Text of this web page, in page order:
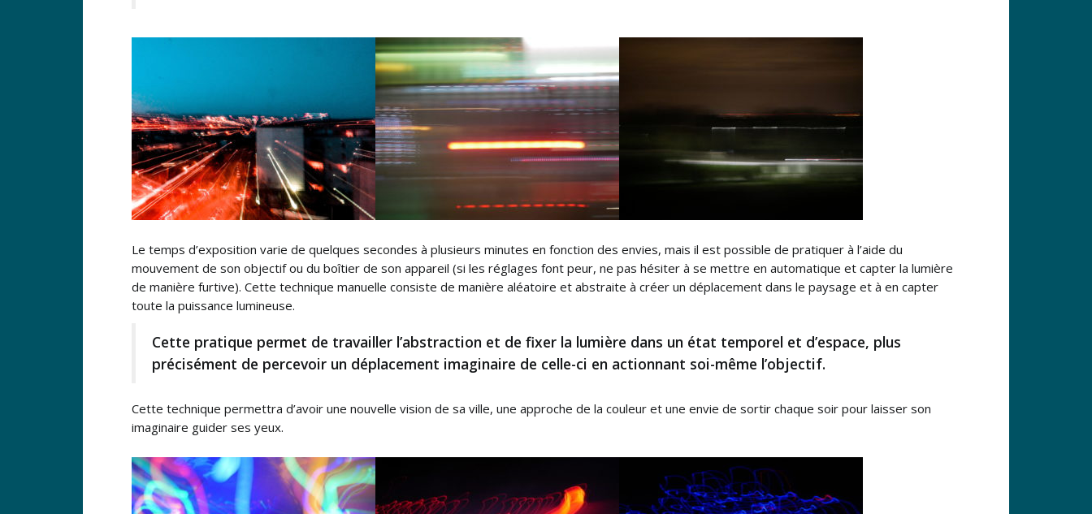
Le temps d’exposition varie de quelques secondes à plusieurs minutes en fonction des envies, mais il est possible de pratiquer à l’aide du
mouvement de son objectif ou du boîtier de son appareil (si les réglages font peur, ne pas hésiter à se mettre en automatique et capter la lumière
de manière furtive). Cette technique manuelle consiste de manière aléatoire et abstraite à créer un déplacement dans le paysage et à en capter
toute la puissance lumineuse.
Cette pratique permet de travailler l’abstraction et de fixer la lumière dans un état temporel et d’espace, plus
précisément de percevoir un déplacement imaginaire de celle-ci en actionnant soi-même l’objectif.
Cette technique permettra d’avoir une nouvelle vision de sa ville, une approche de la couleur et une envie de sortir chaque soir pour laisser son
imaginaire guider ses yeux.